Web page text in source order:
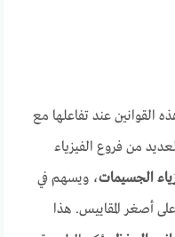
القوانين عند تفاعلها مع
من فروع الفيزياء
الجسيمات، ويسهم في
أصغر المقاييس. هذا